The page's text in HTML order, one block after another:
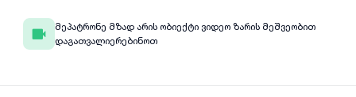
მეპატრონე მზად არის ობიექტი ვიდეო ზარის მეშვეობით
დაგათვალიერებინოთ